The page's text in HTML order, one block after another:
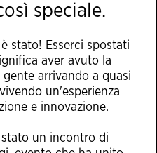
speciale.
stato! Esserci spostati
aver avuto la
arrivando a quasi
un'esperienza
e innovazione.
stato un incontro di